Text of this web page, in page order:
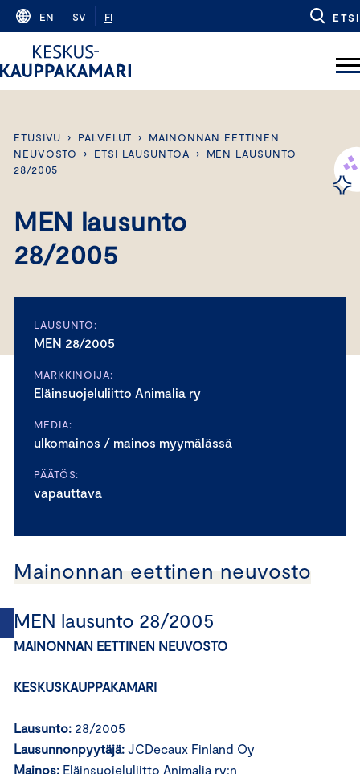
Skip
content
EN SV FI ETSI
ETUSIVU › PALVELUT ›
MAINONNAN EETTINEN
NEUVOSTO
› ETSI LAUSUNTOA ›
MEN LAUSUNTO
28/2005
MEN lausunto
28/2005
LAUSUNTO:
MEN 28/2005
MARKKINOIJA:
Eläinsuojeluliitto Animalia ry
MEDIA:
ulkomainos / mainos myymälässä
PÄÄTÖS:
vapauttava
Mainonnan eettinen neuvosto
MEN lausunto 28/2005
MAINONNAN EETTINEN NEUVOSTO
KESKUSKAUPPAKAMARI
Lausunto: 28/2005
Lausunnonpyytäjä: JCDecaux Finland Oy
Mainos: Eläinsuojeluliitto Animalia ry:n